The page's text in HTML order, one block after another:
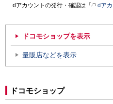
dアカウントの発行・確認は「
dア
ドコモショップを表示
量販店などを表示
ドコモショップ